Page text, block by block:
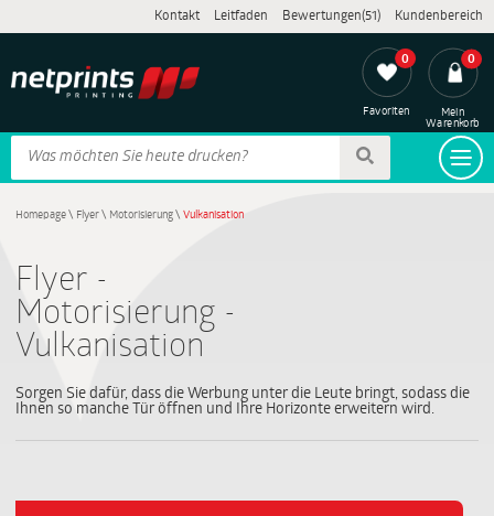
Kontakt Leitfaden Bewertungen(51) Kundenbereich
0
Favoriten
0
Mein
Warenkorb
Homepage\ Flyer\ Motorisierung\ Vulkanisation
Flyer -
Motorisierung -
Vulkanisation
Sorgen Sie dafür, dass die Werbung unter die Leute bringt, sodass die
Ihnen so manche Tür öffnen und Ihre Horizonte erweitern wird.